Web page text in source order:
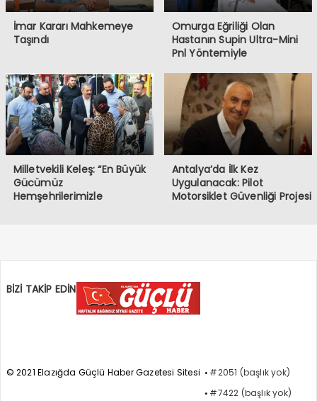
İmar Kararı Mahkemeye
Taşındı
Omurga Eğriliği Olan
Hastanın Supin Ultra-Mini
Pnl Yöntemiyle
Milletvekili Keleş: “En Büyük
Gücümüz
Hemşehrilerimizle
Antalya’da İlk Kez
Uygulanacak: Pilot
Motorsiklet Güvenliği Projesi
BİZİ TAKİP EDİN
© 2021 Elazığda Güçlü Haber Gazetesi Sitesi
#2051 (başlık yok)
#7422 (başlık yok)